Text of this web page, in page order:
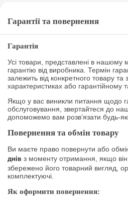
Гарантії та повернення
Гарантія
Усі товари, представлені в нашому
гарантію від виробника. Термін
залежить від конкретного товару та
характеристиках або гарантійному
Якщо у вас виникли питання щодо
обслуговування, звертайтеся до
допоможемо вам розв’язати будь-
Повернення та обмін товару
Ви маєте право повернути або
днів з моменту отримання, якщо він
збережено його товарний вигляд,
комплектуючі.
Як оформити повернення: